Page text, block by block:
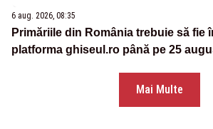
6 aug. 2026, 08:35
Primăriile din România trebuie să fie
platforma ghiseul.ro până pe 25
Mai Multe